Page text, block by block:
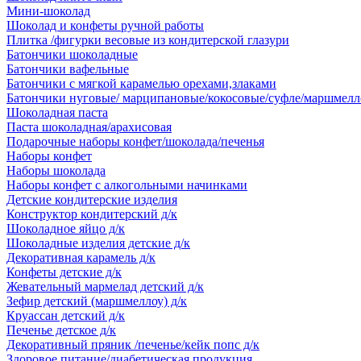
Мини-шоколад
Шоколад и конфеты ручной работы
Плитка /фигурки весовые из кондитерской глазури
Батончики шоколадные
Батончики вафельные
Батончики с мягкой карамелью орехами,злаками
Батончики нуговые/ марципановые/кокосовые/суфле/
Шоколадная паста
Паста шоколадная/арахисовая
Подарочные наборы конфет/шоколада/печенья
Наборы конфет
Наборы шоколада
Наборы конфет с алкогольными начинками
Детские кондитерские изделия
Конструктор кондитерский д/к
Шоколадное яйцо д/к
Шоколадные изделия детские д/к
Декоративная карамель д/к
Конфеты детские д/к
Жевательный мармелад детский д/к
Зефир детский (маршмеллоу) д/к
Круассан детский д/к
Печенье детское д/к
Декоративный пряник /печенье/кейк попс д/к